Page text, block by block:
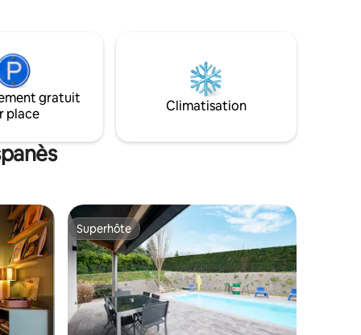
gratuit
place
Climatisation
plus aimésSuperhôte
Superhôte